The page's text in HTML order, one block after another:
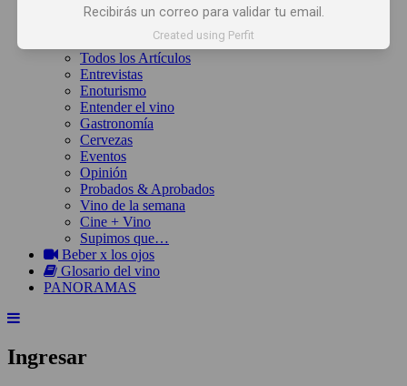
Inicio
Todos los Artículos
Entrevistas
Enoturismo
Entender el vino
Gastronomía
Cervezas
Eventos
Opinión
Probados & Aprobados
Vino de la semana
Cine + Vino
Supimos que…
Beber x los ojos
Glosario del vino
PANORAMAS
Ingresar
Recibirás un correo para validar tu email.
Created using Perfit